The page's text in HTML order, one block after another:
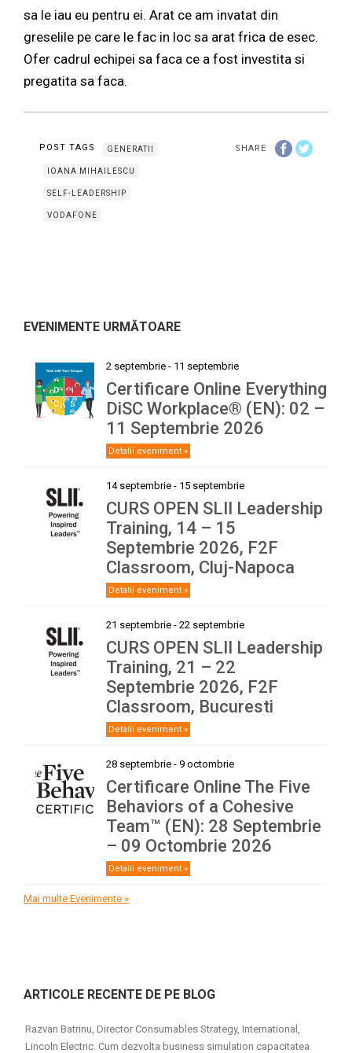
sa le iau eu pentru ei. Arat ce am invatat din
greselile pe care le fac in loc sa arat frica de esec.
Ofer cadrul echipei sa faca ce a fost investita si
pregatita sa faca.
SHARE
POST TAGS GENERATII
IOANA MIHAILESCU
SELF-LEADERSHIP
VODAFONE
EVENIMENTE URMĂTOARE
2 septembrie - 11 septembrie
Certificare Online Everything
DiSC Workplace® (EN): 02 –
11 Septembrie 2026
Detalii eveniment »
14 septembrie - 15 septembrie
CURS OPEN SLII Leadership
Training, 14 – 15
Septembrie 2026, F2F
Classroom, Cluj-Napoca
Detalii eveniment »
21 septembrie -22 septembrie
CURS OPEN SLII Leadership
Training, 21 – 22
Septembrie 2026, F2F
Classroom, Bucuresti
Detalii eveniment »
28 septembrie -9 octombrie
Certificare Online The Five
Behaviors of a Cohesive
Team™ (EN): 28 Septembrie
– 09 Octombrie 2026
Detalii eveniment »
Mai multe Evenimente »
ARTICOLE RECENTE DE PE BLOG
Razvan Batrinu, Director Consumables Strategy, International,
Lincoln Electric. Cum dezvolta business simulation capacitatea